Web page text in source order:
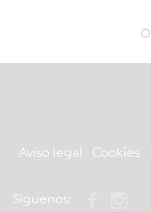
Aviso legal Cookies
Síguenos: